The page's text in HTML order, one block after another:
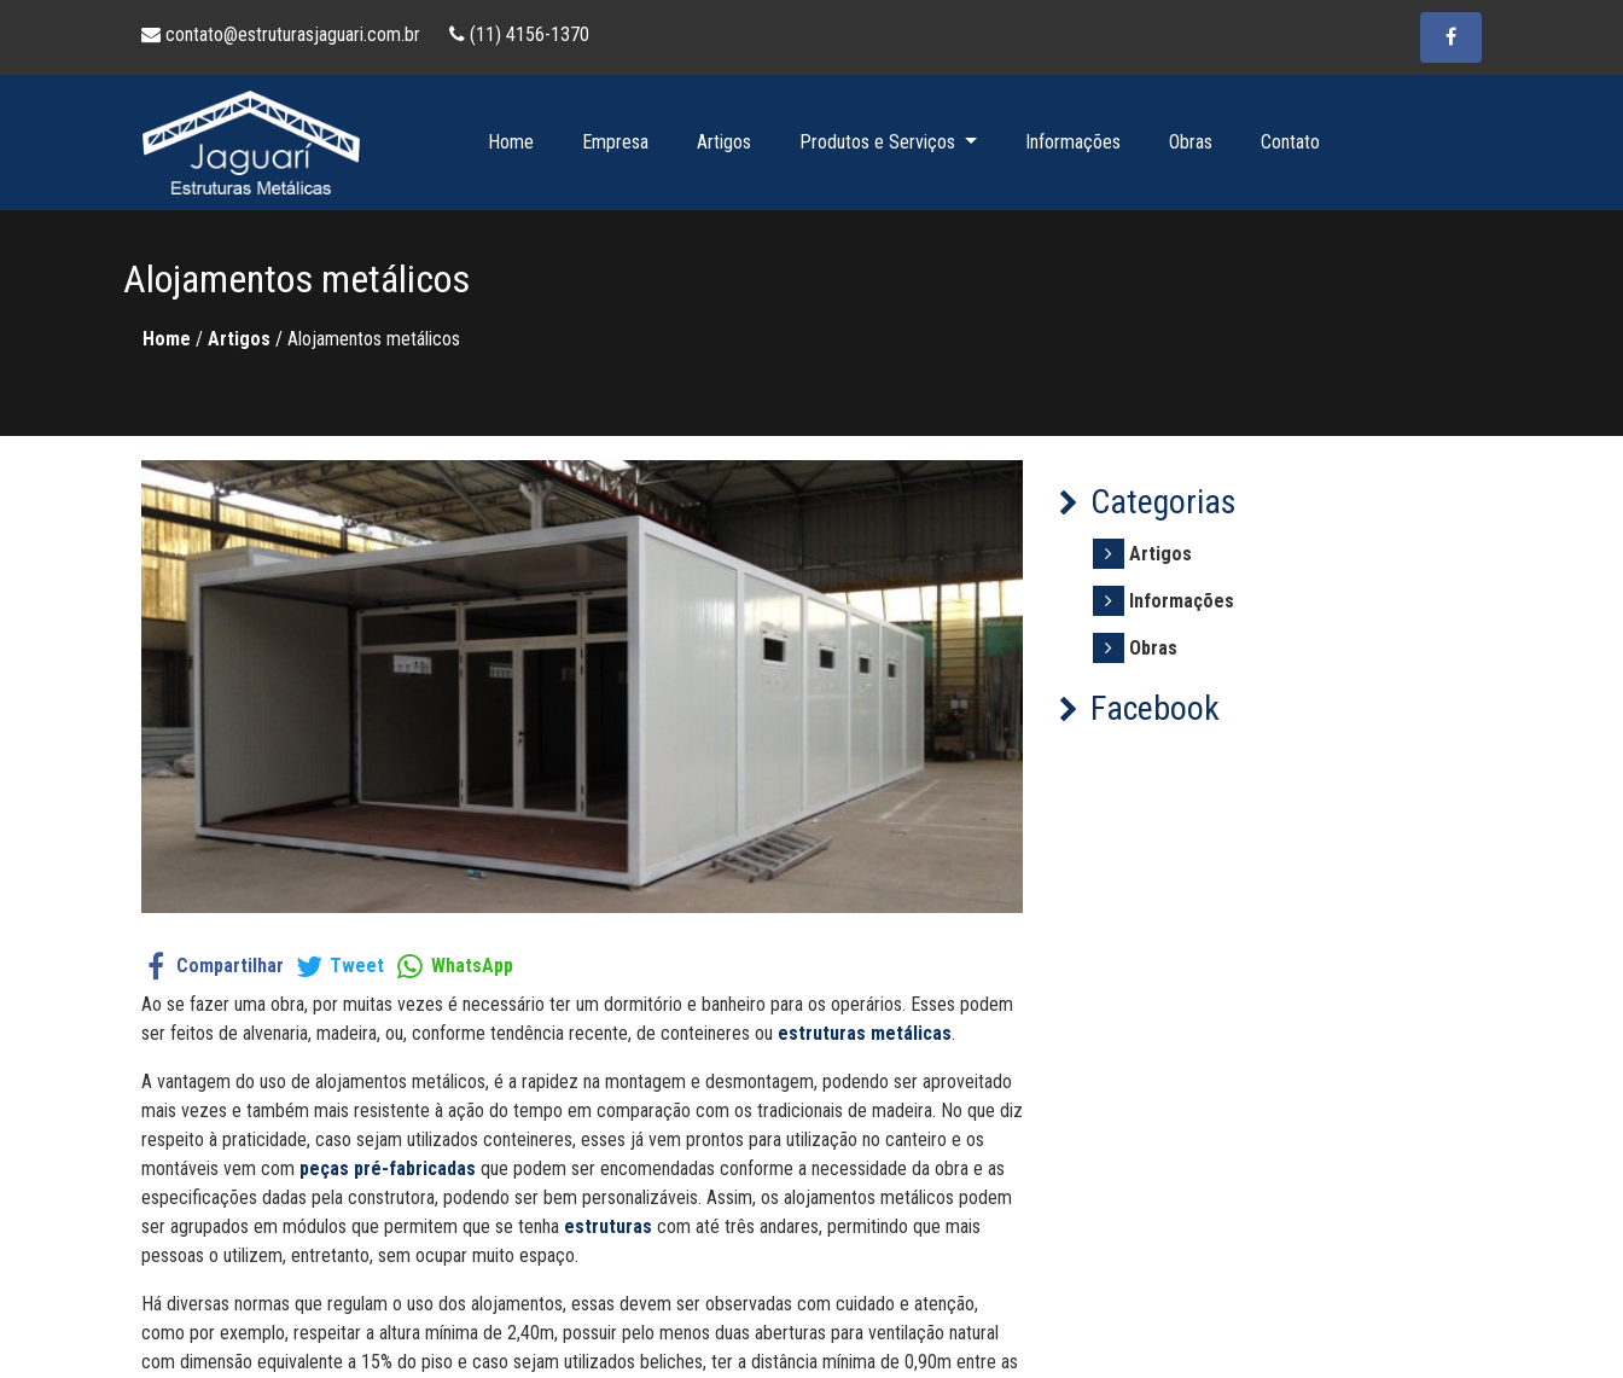
contato@estruturasjaguari.com.br (11) 4156-1370
Home Empresa Artigos Produtos e Serviços Informações Obras Contato
Alojamentos metálicos
Home / Artigos / Alojamentos metálicos
Compartilhar Tweet
WhatsApp
Ao se fazer uma obra, por muitas vezes é necessário ter um dormitório e banheiro para os operários. Esses podem
ser feitos de alvenaria, madeira, ou, conforme tendência recente, de conteineres ou estruturas metálicas.
A vantagem do uso de alojamentos metálicos, é a rapidez na montagem e desmontagem, podendo ser aproveitado
mais vezes e também mais resistente à ação do tempo em comparação com os tradicionais de madeira. No que diz
respeito à praticidade, caso sejam utilizados conteineres, esses já vem prontos para utilização no canteiro e os
montáveis vem com peças pré-fabricadas que podem ser encomendadas conforme a necessidade da obra e as
especificações dadas pela construtora, podendo ser bem personalizáveis. Assim, os alojamentos metálicos podem
ser agrupados em módulos que permitem que se tenha estruturas com até três andares, permitindo que mais
pessoas o utilizem, entretanto, sem ocupar muito espaço.
Há diversas normas que regulam o uso dos alojamentos, essas devem ser observadas com cuidado e atenção,
como por exemplo, respeitar a altura mínima de 2,40m, possuir pelo menos duas aberturas para ventilação natural
com dimensão equivalente a 15% do piso e caso sejam utilizados beliches, ter a distância mínima de 0,90m entre as
Categorias
Artigos
Informações
Obras
Facebook